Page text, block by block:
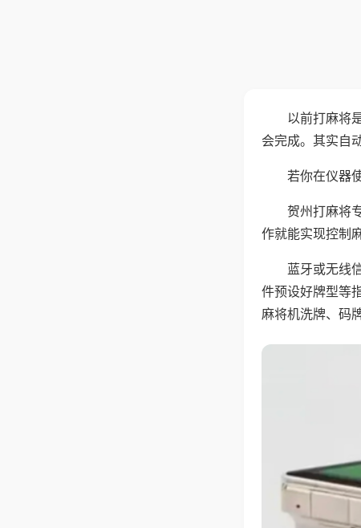
以前打麻将
会完成。其实自
若你在仪器
贺州打麻将
作就能实现控制
蓝牙或无线
件预设好牌型等
麻将机洗牌、码